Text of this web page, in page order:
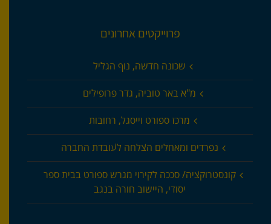
פרוייקטים אחרונים
שכונה חדשה, נוף הגליל
מ"א באר טוביה, גדר פרופילים
מרכז ספורט וייסגל, רחובות
נפרדים ומאחלים הצלחה לעובדת החברה
קונסטרוקציה/ סככה לקירוי מגרש ספורט בבית ספר
יסודי, היישוב חורה בנגב